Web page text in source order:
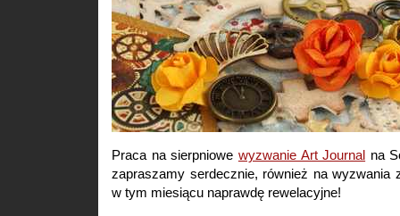
Praca na sierpniowe wyzwanie Art Journal na
zapraszamy serdecznie, również na wyzwania
w tym miesiącu naprawdę rewelacyjne!